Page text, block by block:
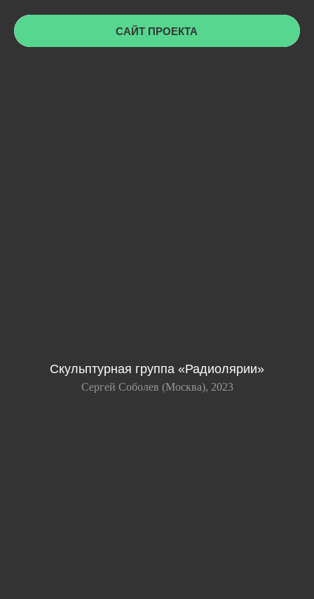
САЙТ ПРОЕКТА
Скульптурная группа «Радиолярии»
Сергей Соболев (Москва), 2023